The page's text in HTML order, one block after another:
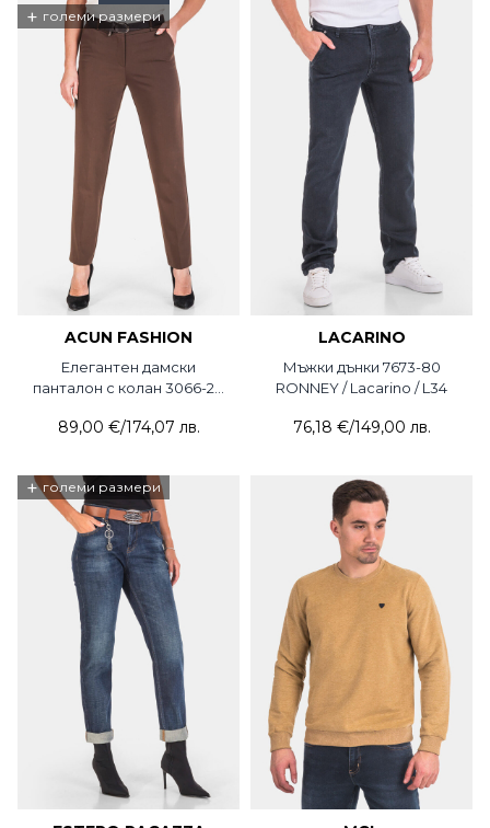
+ големи размери
ACUN FASHION
Елегантен дамски
панталон с колан 3066-28
89,00 €/174,07 лв.
LACARINO
Мъжки дънки 7673-80
RONNEY / Lacarino / L34
76,18 €/149,00 лв.
+ големи размери